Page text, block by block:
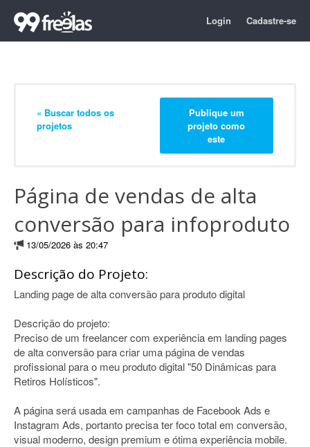
Login Cadastre-se
« Buscar todos os
projetos
Publique um
projeto como
este
Página de vendas de alta
conversão para infoproduto
13/05/2026 às 20:47
Descrição do Projeto:
Landing page de alta conversão para produto digital
Descrição do projeto:
Preciso de um freelancer com experiência em landing pages
de alta conversão para criar uma página de vendas
profissional para o meu produto digital "50 Dinâmicas para
Retiros Holísticos".
A página será usada em campanhas de Facebook Ads e
Instagram Ads, portanto precisa ter foco total em conversão,
visual moderno, design premium e ótima experiência mobile.